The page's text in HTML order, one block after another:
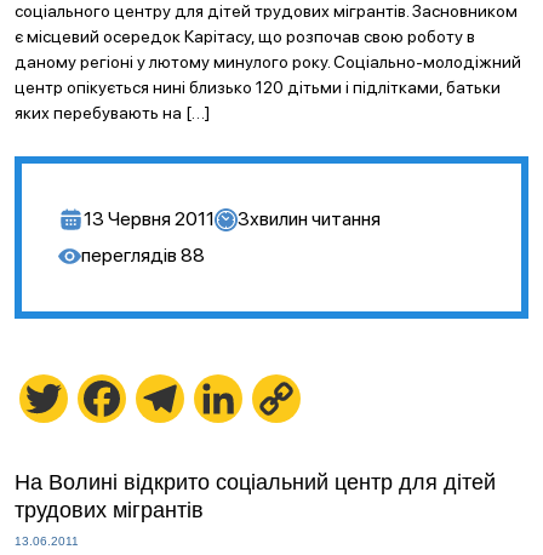
соціального центру для дітей трудових мігрантів. Засновником
є місцевий осередок Карітасу, що розпочав свою роботу в
даному регіоні у лютому минулого року. Соціально-молодіжний
центр опікується нині близько 120 дітьми і підлітками, батьки
яких перебувають на […]
13 Червня 2011 3хвилин читання
переглядів 88
Twitter FacebookTelegramLinkedIn
На Волині відкрито соціальний центр для дітей
трудових мігрантів
13.06.2011